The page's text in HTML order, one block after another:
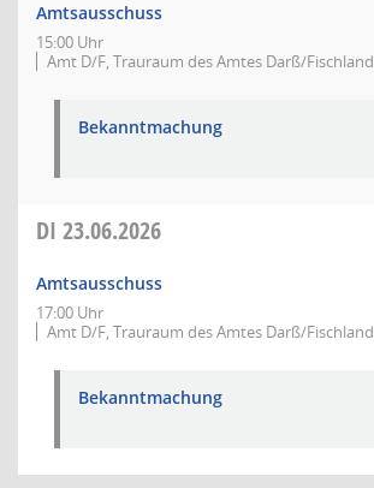
Amtsausschuss
15:00 Uhr
Amt D/F, Trauraum des Amtes Darß/Fischland
Bekanntmachung
DI 23.06.2026
Amtsausschuss
17:00 Uhr
Amt D/F, Trauraum des Amtes Darß/Fischland
Bekanntmachung